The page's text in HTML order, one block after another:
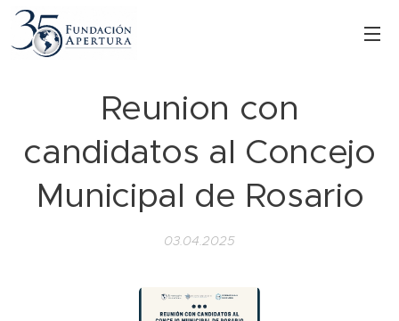
Reunion con
candidatos al Concejo
Municipal de Rosario
03.04.2025